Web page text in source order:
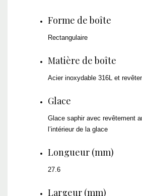
Forme de boîte
Rectangulaire
Matière de boîte
Acier inoxydable 316L et
Glace
Glace saphir avec revêtement
l’intérieur de la glace
Longueur (mm)
27.6
Largeur (mm)